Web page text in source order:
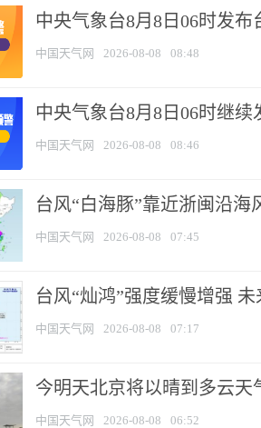
中央气象台8月8日06时发布
中国天气网 2026-08-08 08:48
中央气象台8月8日06时继
中国天气网 2026-08-08 08:46
台风“白海豚”靠近浙闽沿
中国天气网 2026-08-08 07:45
台风“灿鸿”强度缓慢增强
中国天气网 2026-08-08 07:17
今明天北京将以晴到多云
中国天气网 2026-08-08 06:52